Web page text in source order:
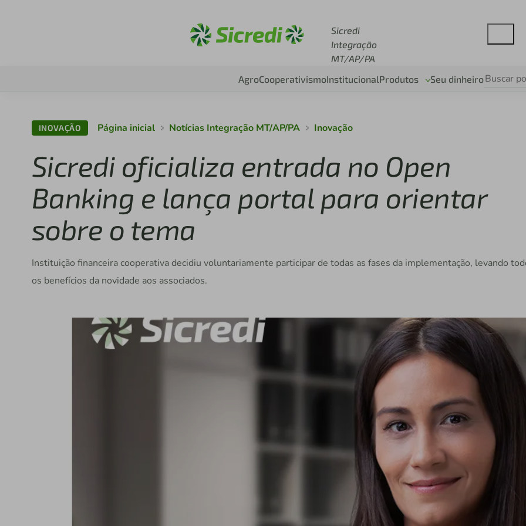
Sicredi
Integração
MT/AP/PA
AgroCooperativismoInstitucionalProdutos Seu dinheiro
INOVAÇÃO Página inicial Notícias Integração MT/AP/PA Inovação
Sicredi oficializa entrada no Open
Banking e lança portal para orientar
sobre o tema
Instituição financeira cooperativa decidiu voluntariamente participar de todas as fases da implementação, levando
os benefícios da novidade aos associados.